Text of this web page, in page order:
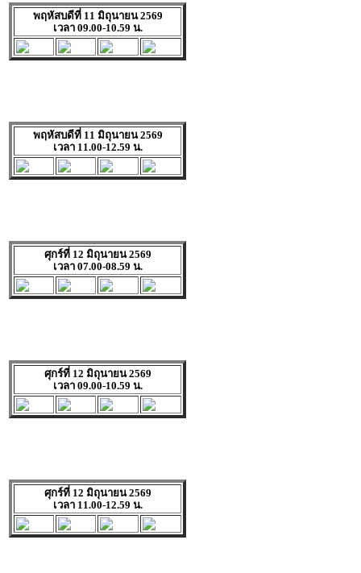
พฤหัสบดีที่ 11 มิถุนายน 2569
เวลา 09.00-10.59 น.
พฤหัสบดีที่ 11 มิถุนายน 2569
เวลา 11.00-12.59 น.
ศุกร์ที่ 12 มิถุนายน 2569
เวลา 07.00-08.59 น.
ศุกร์ที่ 12 มิถุนายน 2569
เวลา 09.00-10.59 น.
ศุกร์ที่ 12 มิถุนายน 2569
เวลา 11.00-12.59 น.